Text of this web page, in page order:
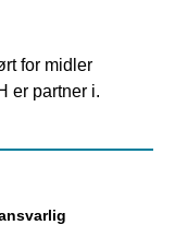
for midler
er partner i.